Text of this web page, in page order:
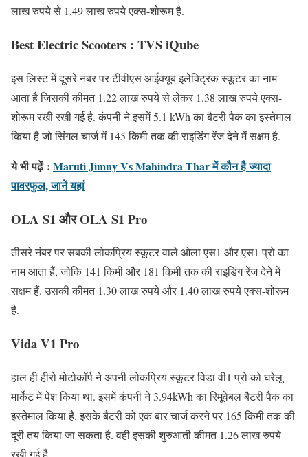
लाख रुपये से 1.49 लाख रुपये एक्स-शोरूम है.
Best Electric Scooters : TVS iQube
इस लिस्ट में दूसरे नंबर पर टीवीएस आईक्यूब इलेक्ट्रिक स्कूटर का नाम
आता है जिसकी कीमत 1.22 लाख रुपये से लेकर 1.38 लाख रुपये एक्स-
शोरूम रखी रखी गई है. कंपनी ने इसमें 5.1 kWh का बैटरी पैक का इस्तेमाल
किया है जो सिंगल चार्ज में 145 किमी तक की राइडिंग रेंज देने में सक्षम है.
ये भी पढ़ें: Maruti Jimny Vs Mahindra Thar में कौन है ज्यादा
पावरफुल, जानें यहां
OLA S1 और OLA S1 Pro
तीसरे नंबर पर सबकी लोकप्रिय स्कूटर वाले ओला एस1 और एस1 प्रो का
नाम आता हैं, जोकि 141 किमी और 181 किमी तक की राइडिंग रेंज देने में
सक्षम हैं. उसकी कीमत 1.30 लाख रुपये और 1.40 लाख रुपये एक्स-शोरूम
है.
Vida V1 Pro
हाल ही हीरो मोटोकॉर्प ने अपनी लोकप्रिय स्कूटर विडा वी1 प्रो को घरेलू
मार्केट में पेश किया था. इसमें कंपनी ने 3.94kWh का रिमूवेबल बैटरी पैक का
इस्तेमाल किया है. इसके बैटरी को एक बार चार्ज करने पर 165 किमी तक की
दूरी तय किया जा सकता है. वही इसकी शुरुआती कीमत 1.26 लाख रुपये
रखी गई है.